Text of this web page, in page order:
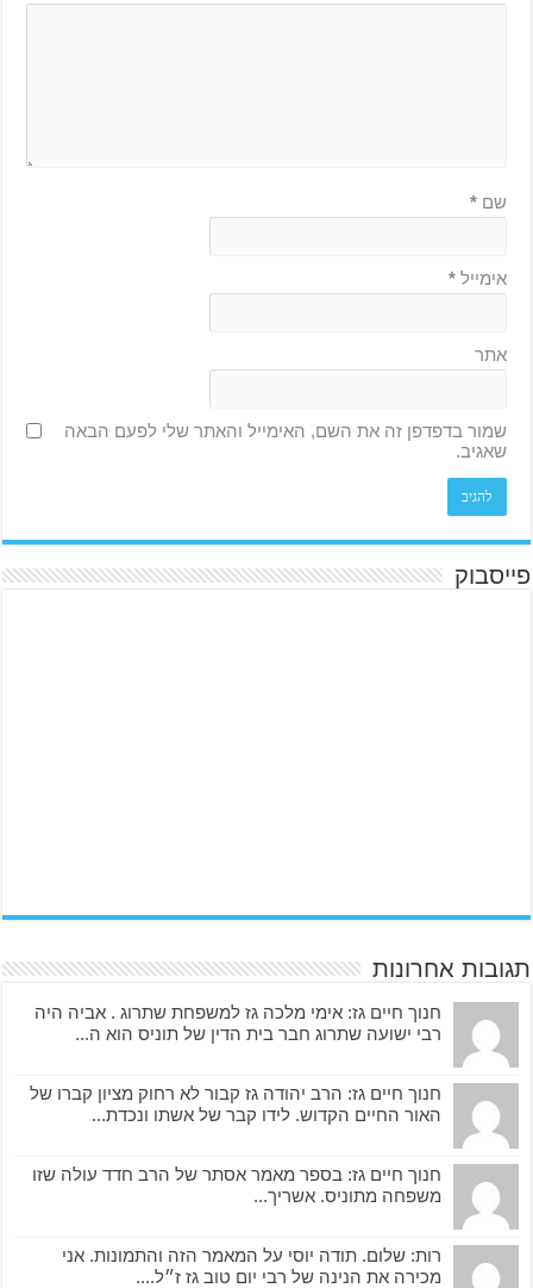
שם*
אימייל*
אתר
שמור בדפדפן זה את השם, האימייל והאתר שלי לפעם הבאה
שאגיב.
פייסבוק
תגובות אחרונות
חנוך חיים גז: אימי מלכה גז למשפחת שתרוג . אביה היה
רבי ישועה שתרוג חבר בית הדין של תוניס הוא ה...
חנוך חיים גז: הרב יהודה גז קבור לא רחוק מציון קברו של
האור החיים הקדוש. לידו קבר של אשתו ונכדת...
חנוך חיים גז: בספר מאמר אסתר של הרב חדד עולה שזו
משפחה מתוניס. אשריך...
רות: שלום. תודה יוסי על המאמר הזה והתמונות. אני
מכירה את הנינה של רבי יום טוב גז ז״ל....